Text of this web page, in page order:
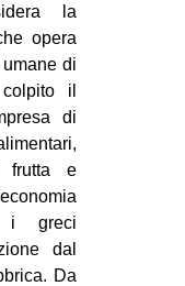
la
opera
di
il
di
frutta e
i greci
dal
Da